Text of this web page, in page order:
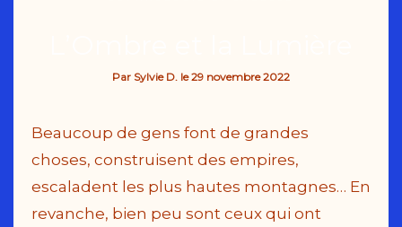
Par Sylvie D. le29 novembre 2022
Beaucoup de gens font de grandes
choses, construisent des empires,
escaladent les plus hautes montagnes… En
revanche, bien peu sont ceux qui ont